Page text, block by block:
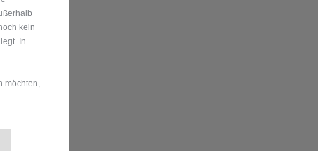
kein
In
möchten,